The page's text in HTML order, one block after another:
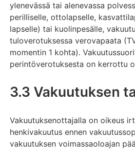
ylenevässä tai alenevassa
perilliselle, ottolapselle,
lapselle) tai kuolinpesälle,
tuloverotuksessa verovapaata
momentin 1 kohta).
perintöverotuksesta on kerrottu
3.3 Vakuutuksen
Vakuutuksenottajalla on oikeus
henkivakuutus ennen
vakuutuksen voimassaoloajan